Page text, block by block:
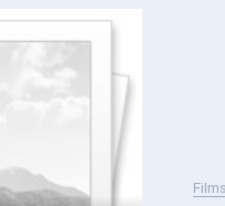
Films